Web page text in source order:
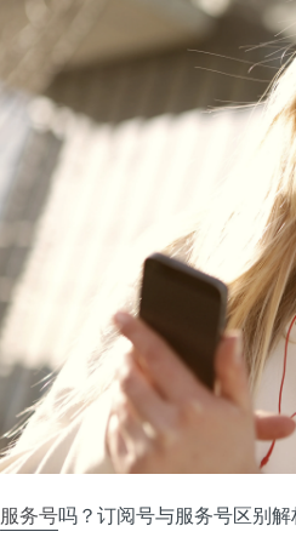
服务号吗？订阅号与服务号区别解